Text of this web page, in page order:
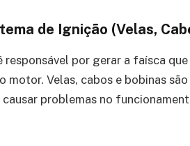
de Ignição (Velas,
responsável por gerar a faísca
motor. Velas, cabos e bobinas
problemas no